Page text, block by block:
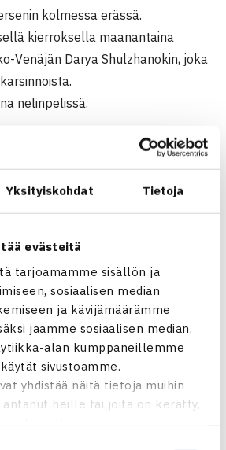
Yksityiskohdat Tietoja
evästeitä
tarjoamamme sisällön ja
sosiaalisen median
ja kävijämäärämme
jaamme sosiaalisen median,
alan kumppaneillemme
sivustoamme.
yhdistää näitä tietoja muihin
heille tai joita on kerätty,
palvelujaan.
kolmessa erässä.
kierroksella maanantaina
Venäjän Darya Shulzhanokin, joka
nelinpelissä.
Ruotsi
Johanna Hyöty – Maria
ITF-turnaus verkossa
Johanna Hyöty